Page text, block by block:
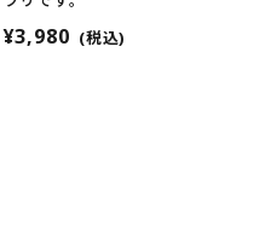
¥3,980 (税込)